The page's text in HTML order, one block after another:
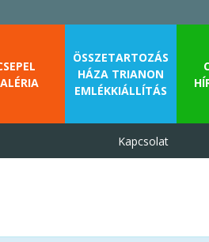
ÖSSZETARTOZÁS
HÁZA TRIANON
EMLÉKKIÁLLÍTÁS
Kapcsolat